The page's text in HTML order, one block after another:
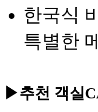
한국식
특별한
▶추천 객실